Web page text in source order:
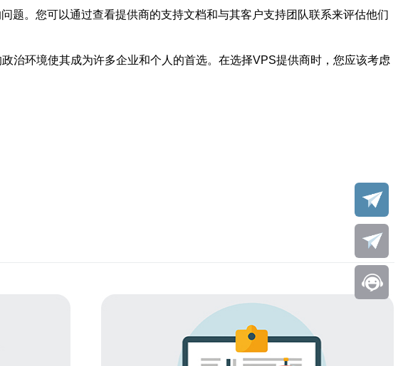
题。您可以通过查看提供商的支持文档和与其客户支持团队联系来评估他们
治环境使其成为许多企业和个人的首选。在选择VPS提供商时，您应该考虑